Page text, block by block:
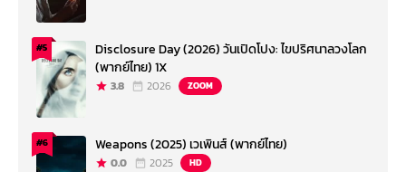
#5
Disclosure Day (2026) วันเปิดโปง: ไขปริศนาลวงโลก
(พากย์ไทย) 1X
3.8 2026 ZOOM
#6 Weapons (2025) เวเพินส์ (พากย์ไทย)
0.0 2025 HD